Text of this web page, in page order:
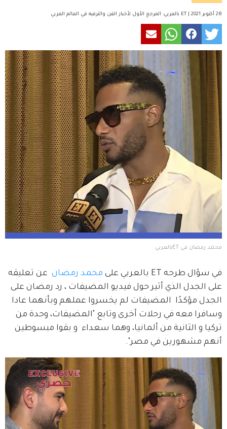
28 أكتوبر 2021 | ET بالعربي: المرجع الأول لأخبار الفن والترفيه في العالم العربي
محمد رمضان في ETبالعربي
في سؤال طرحه ET بالعربي على محمد رمضان عن تعليقه
على الجدل الذي أثير حول فيديو المضيفات ، رد رمضان على
الجدل مؤكدًا  المضيفات لم يخسروا عملهم وبأنهما عادا
وسافرا معه في رحلات أخرى وتابع "المضيفات، وحدة من
تركيا و الثانية من ألمانيا، وهما سعداء  و بقوا مبسوطين
أنهم مشهورين في مصر".